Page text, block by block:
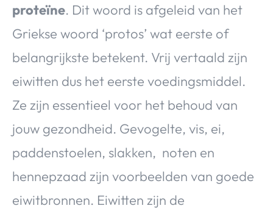
proteïne. Dit woord is afgeleid van het
Griekse woord ‘protos’ wat eerste of
belangrijkste betekent. Vrij vertaald zijn
eiwitten dus het eerste voedingsmiddel.
Ze zijn essentieel voor het behoud van
jouw gezondheid. Gevogelte, vis, ei,
paddenstoelen, slakken, noten en
hennepzaad zijn voorbeelden van goede
eiwitbronnen. Eiwitten zijn de